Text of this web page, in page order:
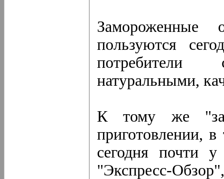
Замороженные
пользуются
натуральными,
К тому же
приготовлении,
сегодня почти
"Экспресс-